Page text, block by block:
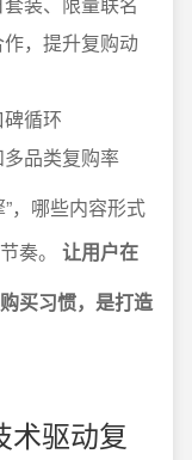
，提升复购动
循环
品类复购率
，哪些内容形式
奏。 让用户在
买习惯，是打造
术驱动复